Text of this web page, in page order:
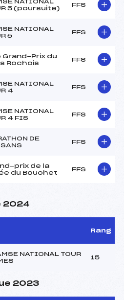
NATIONAL
5 (poursuite)
FFS
NATIONAL
5
FFS
Grand-Prix du
Rochois
FFS
NATIONAL
4
FFS
NATIONAL
4 FIS
FFS
DE
FFS
prix de la
du Bouchet
FFS
2024
Rang
NATIONAL TOUR
15
2023